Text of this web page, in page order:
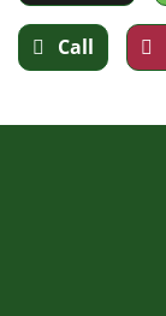
Call